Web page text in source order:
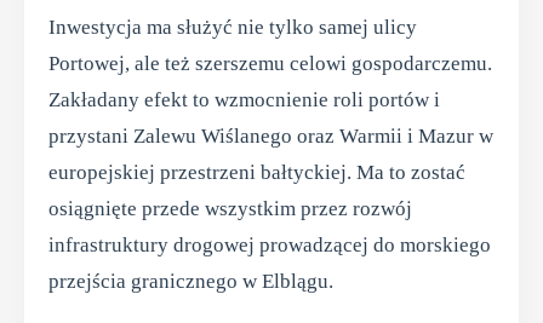
Inwestycja ma służyć nie tylko samej ulicy
Portowej, ale też szerszemu celowi gospodarczemu.
Zakładany efekt to wzmocnienie roli portów i
przystani Zalewu Wiślanego oraz Warmii i Mazur w
europejskiej przestrzeni bałtyckiej. Ma to zostać
osiągnięte przede wszystkim przez rozwój
infrastruktury drogowej prowadzącej do morskiego
przejścia granicznego w Elblągu.